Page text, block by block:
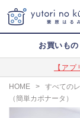
お買いもの
【ア
HOME > すべての
（簡単カポナータ）